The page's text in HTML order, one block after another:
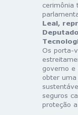
cerimônia
Leal,
Os porta-
governo e
obter
seguros
proteção